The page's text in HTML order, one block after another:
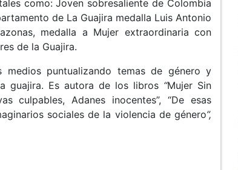
como: Joven sobresaliente de Colombia
de La Guajira medalla Luis Antonio
medalla a Mujer extraordinaria con
de la Guajira.
puntualizando temas de género y
guajira. Es autora de los libros “Mujer Sin
culpables, Adanes inocentes”, “De esas
sociales de la violencia de género”,